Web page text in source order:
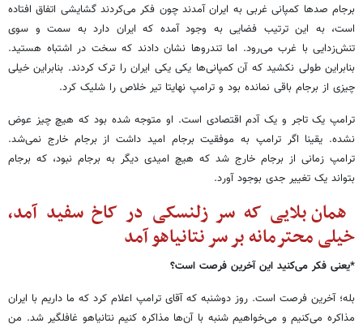
برجام صدها کمپانی غربی به ایران آمدند چون فکر می‌کردند گشایشی اتفاق افتاده
است، به این ترتیب فضایی به وجود آمده که ایران دارد به سمت و سوی
تنش‌زدایی با غرب می‌رود. اما تندروها نشان دادند که سخت در اشتباه هستید.
بنابراین طولی نکشید که آن کمپانی‌ها یکی یکی ایران را ترک کردند. بنابراین خیلی
چیزی از برجام باقی نمانده بود و ترامپ نهایتا تیر خلاص را شلیک کرد.
ترامپ یک تاجر و یک آدم اقتصادی است. او متوجه شده بود که هیچ چیز عوض
نشده. یقینا اگر ترامپ به موفقیت برجام امید داشت از برجام خارج نمی‌شد.
ترامپ زمانی از برجام خارج شد که هیچ امیدی دیگر به برجام نبود، که برجام
بتواند یک تغییر جدی بوجود آورد.
همان بلایی که سر زلنسکی در کاخ سفید آمد،
خیلی محترمانه بر سر نتانیاهو آمد
*یعنی فکر می‌کنید این آخرین فرصت است؟
بله؛ آخرین فرصت است. روز دوشنبه که آقای ترامپ اعلام کرد که ما داریم با ایران
مذاکره می‌کنیم و می‌خواهیم شنبه با آن‌ها مذاکره کنیم نتانیاهو غافلگیر شد. من